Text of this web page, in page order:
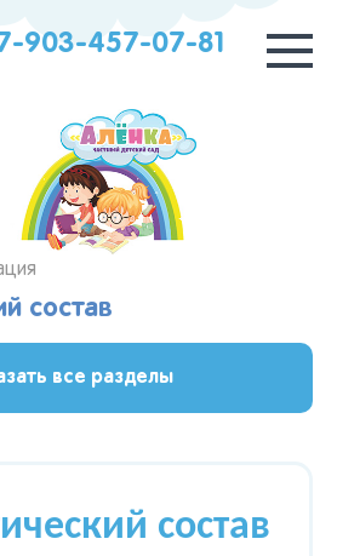
903-457-07-81
состав
все разделы
состав